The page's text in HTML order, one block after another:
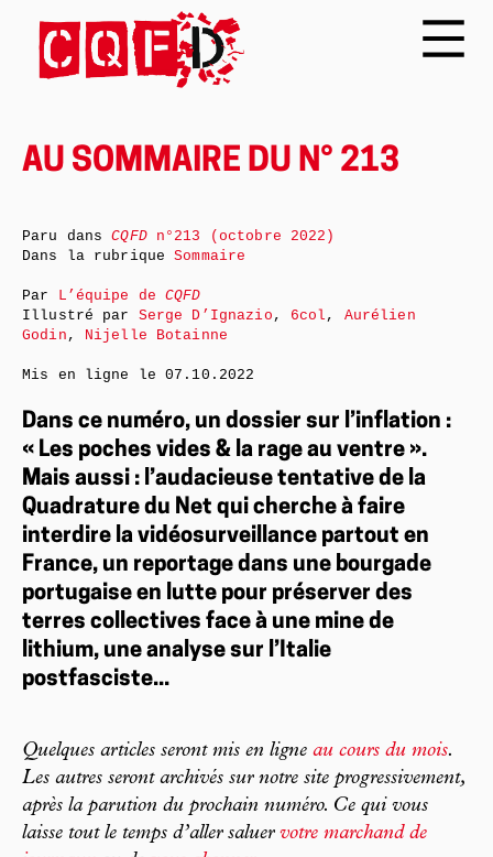
AU SOMMAIRE DU N° 213
Dans ce numéro, un dossier sur l’inflation :
« Les poches vides & la rage au ventre ».
Mais aussi : l’audacieuse tentative de la
Quadrature du Net qui cherche à faire
interdire la vidéosurveillance partout en
France, un reportage dans une bourgade
portugaise en lutte pour préserver des
terres collectives face à une mine de
lithium, une analyse sur l’Italie
postfasciste...
Quelques articles seront mis en ligne au cours du mois.
Les autres seront archivés sur notre site progressivement,
après la parution du prochain numéro. Ce qui vous
laisse tout le temps d’aller saluer votre marchand de
Paru dansCQFDn°213 (octobre 2022)
Dans la rubriqueSommaire
Par L’équipe deCQFD
Illustré par Serge D’Ignazio , 6col , Aurélien
Godin , Nijelle Botainne
Mis en ligne le07.10.2022